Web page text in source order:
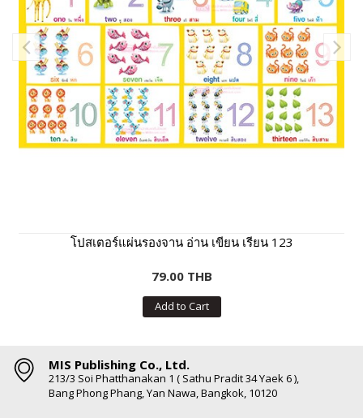
โปสเตอร์แผ่นรองจาน อ่าน เขียน เรียน 123
79.00 THB
Add to Cart
MIS Publishing Co., Ltd.
213/3 Soi Phatthanakan 1 ( Sathu Pradit 34 Yaek 6 ),
Bang Phong Phang, Yan Nawa, Bangkok, 10120